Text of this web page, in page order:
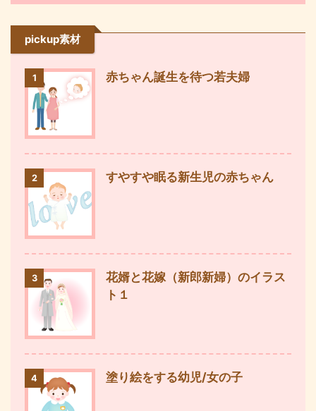
pickup素材
1 赤ちゃん誕生を待つ若夫婦
2 すやすや眠る新生児の赤ちゃん
3
花婿と花嫁（新郎新婦）のイラス
ト１
4 塗り絵をする幼児/女の子